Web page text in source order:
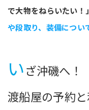
で大物をねらいたい！
や段取り、装備につい
いざ沖磯へ！
渡船屋の予約